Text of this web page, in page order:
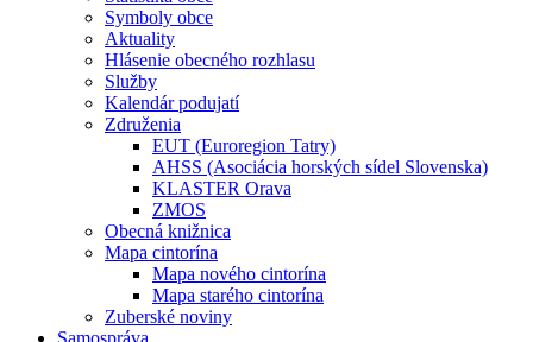
Symboly obce
Aktuality
Hlásenie obecného rozhlasu
Služby
Kalendár podujatí
Združenia
EUT (Euroregion Tatry)
AHSS (Asociácia horských sídel Slovenska)
KLASTER Orava
ZMOS
Obecná knižnica
Mapa cintorína
Mapa nového cintorína
Mapa starého cintorína
Zuberské noviny
Samospráva